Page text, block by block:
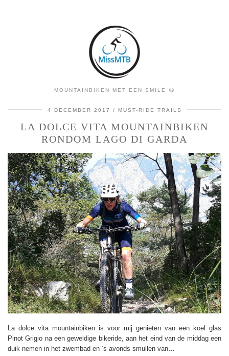
MOUNTAINBIKEN MET EEN SMILE 😃
4 DECEMBER 2017 MUST-RIDE TRAILS
LA DOLCE VITA MOUNTAINBIKEN
RONDOM LAGO DI GARDA
La dolce vita mountainbiken is voor mij genieten van een koel glas
Pinot Grigio na een geweldige bikeride, aan het eind van de middag een
duik nemen in het zwembad en ’s avonds smullen van…